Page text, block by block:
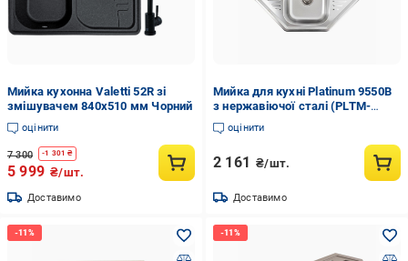
Мийка кухонна Valetti 52R зі
змішувачем 840x510 мм Чорний
оцінити
7 300 -1 301 ₴
5 999 ₴/шт.
Доставимо
Мийка для кухні Platinum 9550В
з нержавіючої сталі (PLTM-
SP000000636)
оцінити
2 161 ₴/шт.
Доставимо